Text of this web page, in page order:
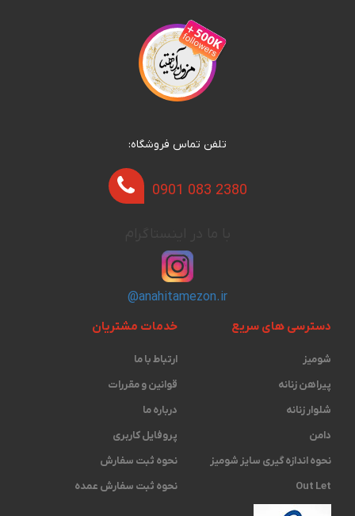
تلفن تماس فروشگاه:
0901 083 2380
@anahitamezon.ir
دسترسی های سریع
شومیز
پیراهن زنانه
شلوار زنانه
دامن
نحوه اندازه گیری ‫سایز شومیز
Out Let
خدمات مشتریان
ارتباط با ما
قوانین و مقررات
درباره ما
پروفایل کاربری
نحوه ثبت سفارش
نحوه ثبت سفارش عمده